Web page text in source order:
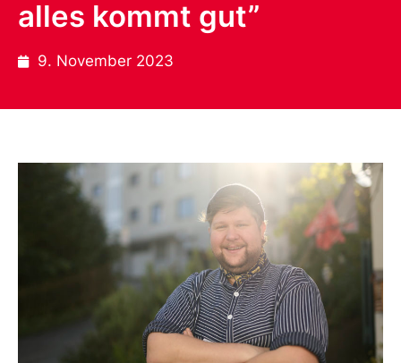
alles kommt gut”
9. November 2023